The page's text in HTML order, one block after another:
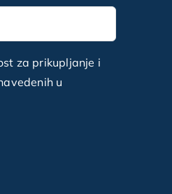
za prikupljanje i
u